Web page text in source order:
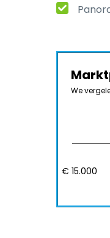
We
€ 15.000